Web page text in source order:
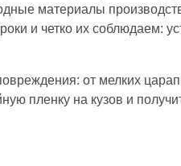
материалы
и четко их соблюдаем:
от мелких
пленку на кузов и